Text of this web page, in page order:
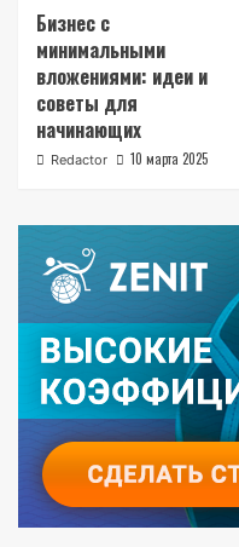
Бизнес с
минимальными
вложениями: идеи и
советы для
начинающих
Redactor 10 марта 2025